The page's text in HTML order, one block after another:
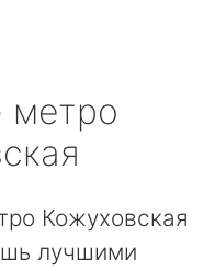
метро
Кожуховская
лучшими